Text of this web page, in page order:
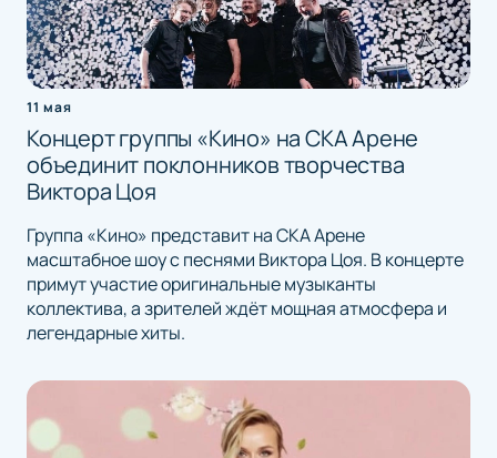
11 мая
Концерт группы «Кино» на СКА Арене
объединит поклонников творчества
Виктора Цоя
Группа «Кино» представит на СКА Арене
масштабное шоу с песнями Виктора Цоя. В концерте
примут участие оригинальные музыканты
коллектива, а зрителей ждёт мощная атмосфера и
легендарные хиты.